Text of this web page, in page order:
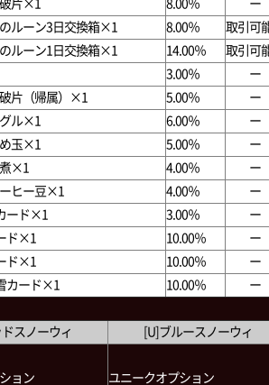
片×1
8.00％
ー
ルーン3日交換箱×1
8.00％
取引可
ルーン1日交換箱×1
14.00％
取引可
3.00％
ー
片（帰属）×1
5.00％
ー
ル×1
6.00％
ー
玉×1
5.00％
ー
×1
4.00％
ー
ヒー豆×1
4.00％
ー
ード×1
3.00％
ー
ド×1
10.00％
ー
ド×1
10.00％
ー
カード×1
10.00％ ー
ドスノーウィ [U]ブルースノーウィ
ョン
ユニークオプション